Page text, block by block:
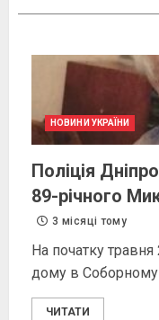
НОВИНИ УКРАЇНИ
Поліція
89-річного
3 місяці тому
На початку
дому в Соборному
ЧИТАТИ